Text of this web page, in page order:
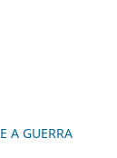
A GUERRA